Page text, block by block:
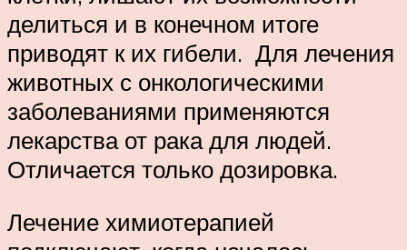
делиться и в конечном итоге
приводят к их гибели. Для лечения
животных с онкологическими
заболеваниями применяются
лекарства от рака для людей.
Отличается только дозировка.
Лечение химиотерапией